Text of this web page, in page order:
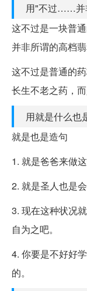
用"不过……
这不过是一块普
并非所谓的高档
这不过是普通的
长生不老之药，
用就是什么也
就是也是造句
1. 就是爸爸来做
2. 就是圣人也是会
3. 现在这种状况
自为之吧。
4. 你要是不好好
的。